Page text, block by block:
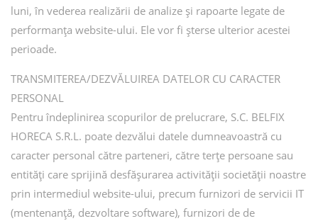
luni, în vederea realizării de analize și rapoarte legate de
performanța website-ului. Ele vor fi șterse ulterior acestei
perioade.
TRANSMITEREA/DEZVĂLUIREA DATELOR CU CARACTER
PERSONAL
Pentru îndeplinirea scopurilor de prelucrare, S.C. BELFIX
HORECA S.R.L. poate dezvălui datele dumneavoastră cu
caracter personal către parteneri, către terțe persoane sau
entități care sprijină desfășurarea activității societății noastre
prin intermediul website-ului, precum furnizori de servicii IT
(mentenanță, dezvoltare software), furnizori de de